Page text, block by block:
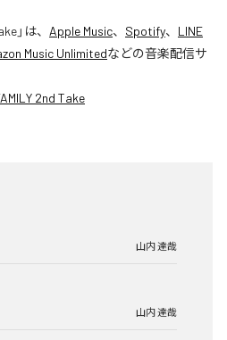
」は、 Apple Music、 Spotify、 LINE
Music Unlimitedなどの音楽配信サ
2nd Take
山内 達哉
山内 達哉